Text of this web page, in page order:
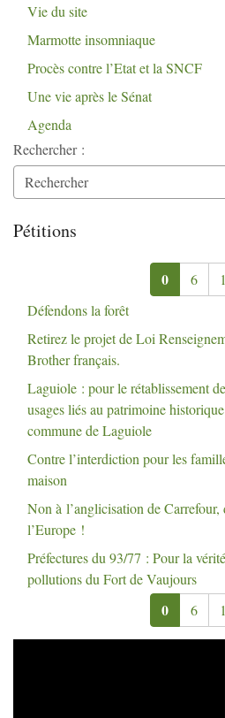
Vie du site
Marmotte insomniaque
Procès contre l’Etat et la SNCF
Une vie après le Sénat
Agenda
Rechercher :
Pétitions
0 6
Défendons la forêt
Retirez le projet de Loi
Brother français.
Laguiole : pour le rétablissement
usages liés au patrimoine
commune de Laguiole
Contre l’interdiction pour les
maison
Non à l’anglicisation de Carrefour,
l’Europe !
Préfectures du 93/77 : Pour la
pollutions du Fort de Vaujours
0 6